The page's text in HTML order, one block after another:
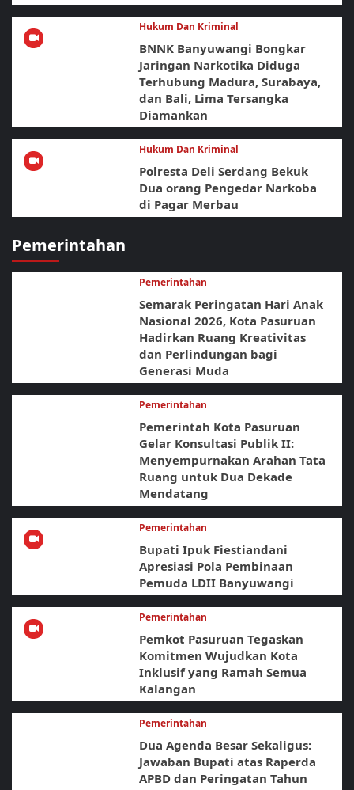
Hukum Dan Kriminal
BNNK Banyuwangi Bongkar
Jaringan Narkotika Diduga
Terhubung Madura, Surabaya,
dan Bali, Lima Tersangka
Diamankan
Hukum Dan Kriminal
Polresta Deli Serdang Bekuk
Dua orang Pengedar Narkoba
di Pagar Merbau
Pemerintahan
Pemerintahan
Semarak Peringatan Hari Anak
Nasional 2026, Kota Pasuruan
Hadirkan Ruang Kreativitas
dan Perlindungan bagi
Generasi Muda
Pemerintahan
Pemerintah Kota Pasuruan
Gelar Konsultasi Publik II:
Menyempurnakan Arahan Tata
Ruang untuk Dua Dekade
Mendatang
Pemerintahan
Bupati Ipuk Fiestiandani
Apresiasi Pola Pembinaan
Pemuda LDII Banyuwangi
Pemerintahan
Pemkot Pasuruan Tegaskan
Komitmen Wujudkan Kota
Inklusif yang Ramah Semua
Kalangan
Pemerintahan
Dua Agenda Besar Sekaligus:
Jawaban Bupati atas Raperda
APBD dan Peringatan Tahun